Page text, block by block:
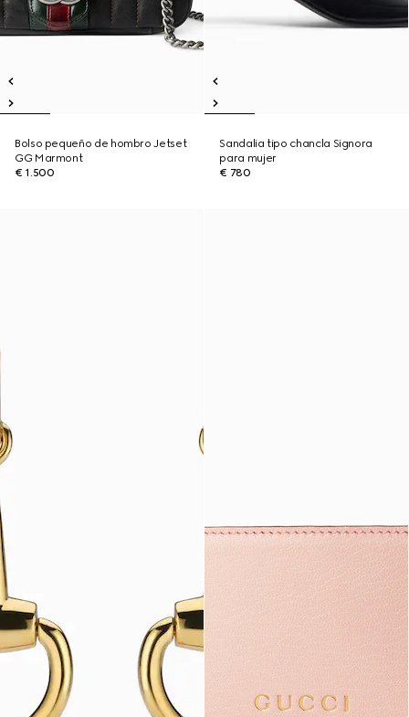
Bolso pequeño de hombro Jetset
GG Marmont
€ 1.500
Sandalia tipo chancla Signora
para mujer
€ 780